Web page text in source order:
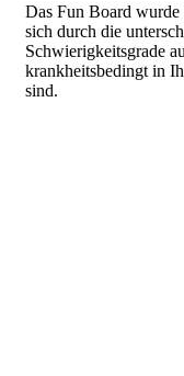
Das Fun Board
sich durch die
Schwierigkeitsgrade
krankheitsbedingt in
sind.